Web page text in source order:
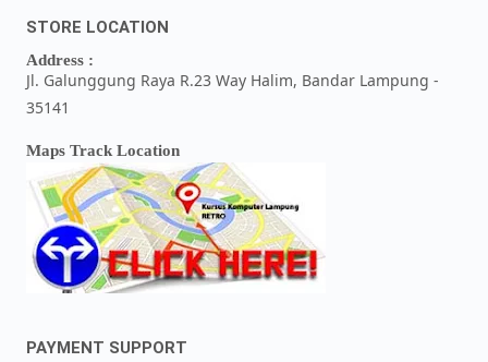
STORE LOCATION
Address :
Jl. Galunggung Raya R.23 Way Halim, Bandar Lampung -
35141
Maps Track Location
PAYMENT SUPPORT